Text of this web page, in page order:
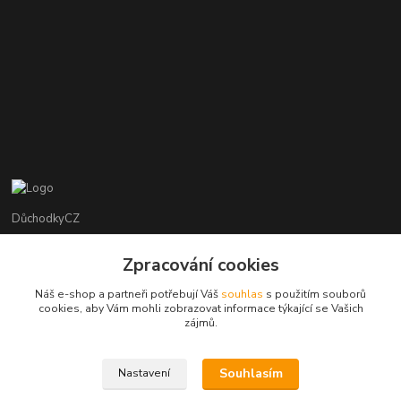
DůchodkyCZ
+420 412384749
objednavky@duchodky.cz
Zpracování cookies
Náš e-shop a partneři potřebují Váš souhlas s použitím souborů
cookies, aby Vám mohli zobrazovat informace týkající se Vašich
zájmů.
Nastavení Souhlasím